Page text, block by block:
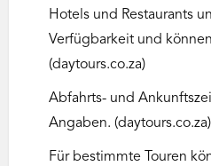
Hotels und Restaurants
Verfügbarkeit und
(daytours.co.za)
Abfahrts- und
Angaben. (daytours.co.za)
Für bestimmte Touren